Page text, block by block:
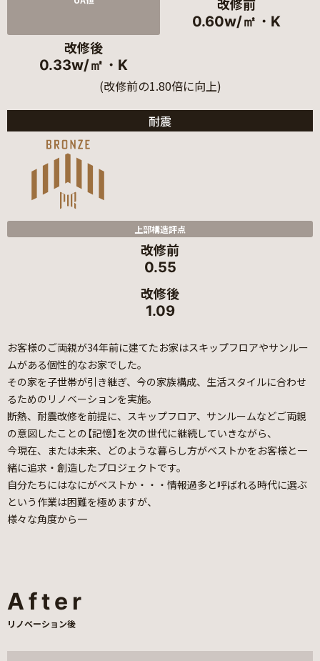
0.60w/㎡・K
改修後
0.33w/㎡・K
(改修前の1.80倍に向上)
耐震
上部構造評点
改修前
0.55
改修後
1.09
お客様のご両親が34年前に建てたお家はスキップフロアやサンルー
ムがある個性的なお家でした。
その家を子世帯が引き継ぎ、今の家族構成、生活スタイルに合わせ
るためのリノベーションを実施。
断熱、耐震改修を前提に、スキップフロア、サンルームなどご両親
の意図したことの【記憶】を次の世代に継続していきながら、
今現在、または未来、どのような暮らし方がベストかをお客様と一
緒に追求・創造したプロジェクトです。
自分たちにはなにがベストか・・・情報過多と呼ばれる時代に選ぶ
という作業は困難を極めますが、
様々な角度から一
After
リノベーション後